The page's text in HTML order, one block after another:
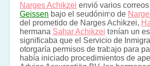
Narges Achikzei envió varios
Geissen bajo el seudónimo de
del prometido de Narges Achikzei,
hermana Sahar Achikzei tenían un
significaba que el Servicio de
otorgaría permisos de trabajo para
había iniciado procedimientos de